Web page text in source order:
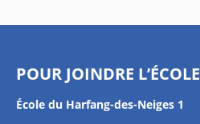
POUR JOINDRE L’ÉCOLE
École du Harfang-des-Neiges 1